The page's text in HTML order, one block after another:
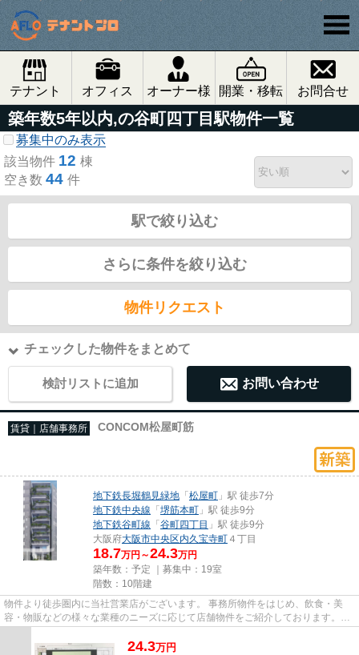
テナント オフィス オーナー様 開業・移転 お問合せ
築年数5年以内,の谷町四丁目駅物件一覧
募集中のみ表示
該当物件 12 棟
空き数 44 件
駅で絞り込む
さらに条件を絞り込む
物件リクエスト
チェックした物件をまとめて
検討リストに追加 お問い合わせ
賃貸｜店舗事務所 CONCOM松屋町筋
地下鉄長堀鶴見緑地 「松屋町 」駅 徒歩7分
地下鉄中央線 「堺筋本町 」駅 徒歩9分
地下鉄谷町線 「谷町四丁目 」駅 徒歩9分
大阪府大阪市中央区内久宝寺町 ４丁目
18.7万円～24.3万円
築年数：予定 ｜募集中： 19室
階数：10階建
物件より徒歩圏内に当社営業店がございます。 事務所物件をはじめ、飲食・美
容・物販などの様々な業種のニーズに応じて店舗物件をご紹介しております。
尚、弊社ではおとり広告は一切...
24.3万円